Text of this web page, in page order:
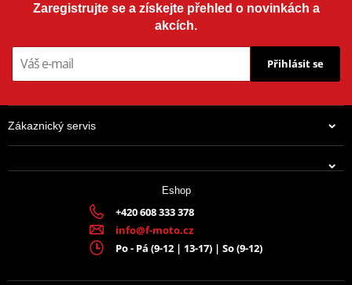
Zaregistrujte se a získejte přehled o novinkách a
akcích.
Přihlásit se
Zákaznický servis
Eshop
+420 608 333 378
info@f-moto.cz
Po - Pá (9-12 | 13-17) | So (9-12)